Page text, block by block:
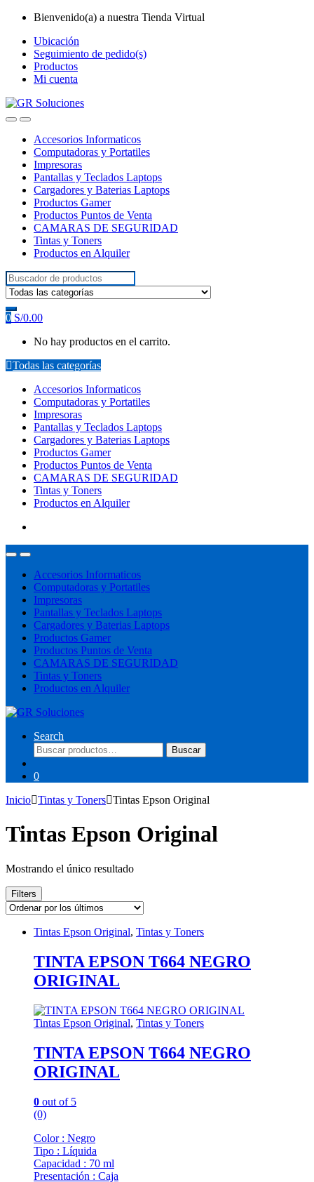
Skip
navigation
Skip
content
Bienvenido(a) a nuestra Tienda Virtual
Ubicación
Seguimiento de pedido(s)
Productos
Mi cuenta
Accesorios Informaticos
Computadoras y Portatiles
Impresoras
Pantallas y Teclados Laptops
Cargadores y Baterias Laptops
Productos Gamer
Productos Puntos de Venta
CAMARAS DE SEGURIDAD
Tintas y Toners
Productos en Alquiler
Search
for:
0 S/0.00
No hay productos en el carrito.
Todas las categorías
Accesorios Informaticos
Computadoras y Portatiles
Impresoras
Pantallas y Teclados Laptops
Cargadores y Baterias Laptops
Productos Gamer
Productos Puntos de Venta
CAMARAS DE SEGURIDAD
Tintas y Toners
Productos en Alquiler
Accesorios Informaticos
Computadoras y Portatiles
Impresoras
Pantallas y Teclados Laptops
Cargadores y Baterias Laptops
Productos Gamer
Productos Puntos de Venta
CAMARAS DE SEGURIDAD
Tintas y Toners
Productos en Alquiler
Search
Buscar
por:
Buscar
0
Inicio Tintas y Toners Tintas Epson Original
Tintas Epson Original
Mostrando el único resultado
Filters
Tintas Epson Original, Tintas y Toners
TINTA EPSON T664 NEGRO
ORIGINAL
Tintas Epson Original, Tintas y Toners
TINTA EPSON T664 NEGRO
ORIGINAL
0 out of 5
(0)
Color : Negro
Tipo : Líquida
Capacidad : 70 ml
Presentación : Caja